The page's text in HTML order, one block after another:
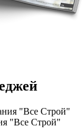
"Все Строй"